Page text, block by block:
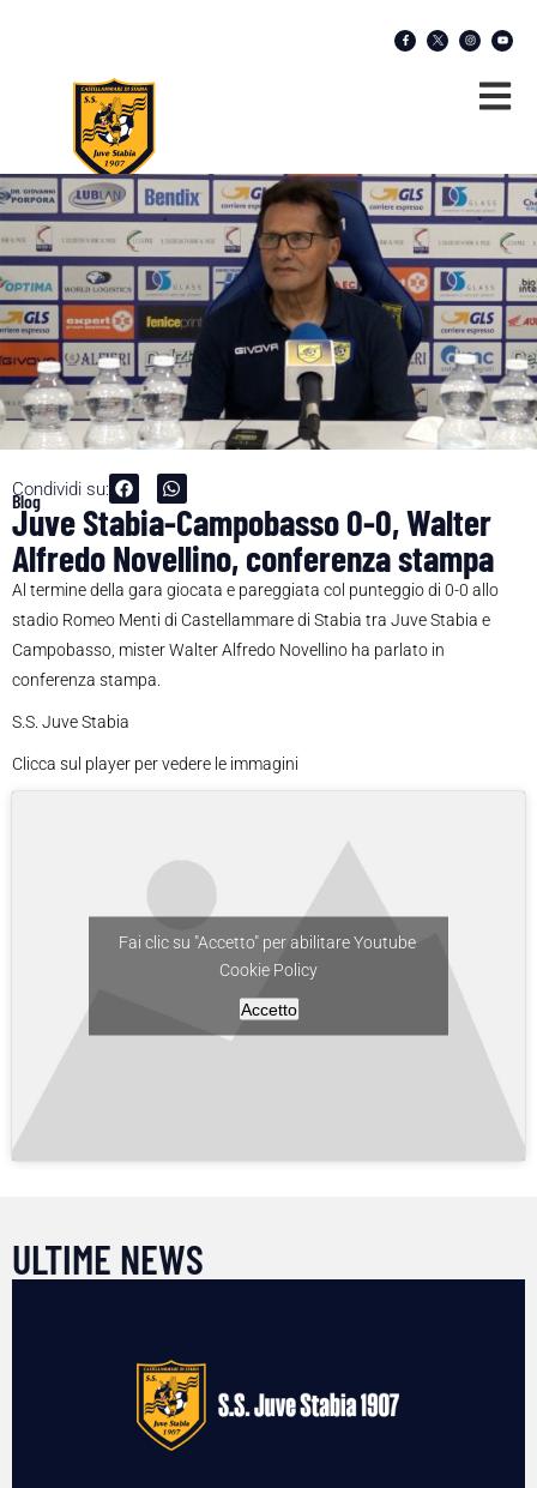
Condividi su:
Blog
Juve Stabia-Campobasso 0-0, Walter
Alfredo Novellino, conferenza stampa
Al termine della gara giocata e pareggiata col punteggio di 0-0 allo
stadio Romeo Menti di Castellammare di Stabia tra Juve Stabia e
Campobasso, mister Walter Alfredo Novellino ha parlato in
conferenza stampa.
S.S. Juve Stabia
Clicca sul player per vedere le immagini
Fai clic su "Accetto" per abilitare Youtube
Cookie Policy
Accetto
ULTIME NEWS